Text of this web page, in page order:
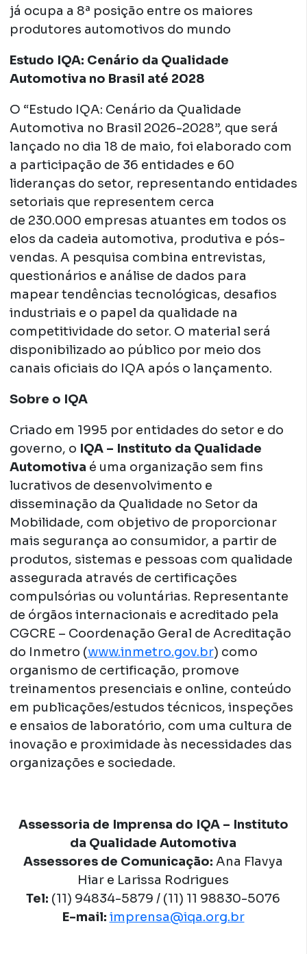
já ocupa a 8ª posição entre os maiores
produtores automotivos do mundo
Estudo IQA: Cenário da Qualidade
Automotiva no Brasil até 2028
O “Estudo IQA: Cenário da Qualidade
Automotiva no Brasil 2026-2028”, que será
lançado no dia 18 de maio, foi elaborado com
a participação de 36 entidades e 60
lideranças do setor, representando entidades
setoriais que representem cerca
de 230.000 empresas atuantes em todos os
elos da cadeia automotiva, produtiva e pós-
vendas. A pesquisa combina entrevistas,
questionários e análise de dados para
mapear tendências tecnológicas, desafios
industriais e o papel da qualidade na
competitividade do setor. O material será
disponibilizado ao público por meio dos
canais oficiais do IQA após o lançamento.
Sobre o IQA
Criado em 1995 por entidades do setor e do
governo, o IQA – Instituto da Qualidade
Automotiva é uma organização sem fins
lucrativos de desenvolvimento e
disseminação da Qualidade no Setor da
Mobilidade, com objetivo de proporcionar
mais segurança ao consumidor, a partir de
produtos, sistemas e pessoas com qualidade
assegurada através de certificações
compulsórias ou voluntárias. Representante
de órgãos internacionais e acreditado pela
CGCRE – Coordenação Geral de Acreditação
do Inmetro (www.inmetro.gov.br) como
organismo de certificação, promove
treinamentos presenciais e online, conteúdo
em publicações/estudos técnicos, inspeções
e ensaios de laboratório, com uma cultura de
inovação e proximidade às necessidades das
organizações e sociedade.
Assessoria de Imprensa do IQA – Instituto
da Qualidade Automotiva
Assessores de Comunicação: Ana Flavya
Hiar e Larissa Rodrigues
Tel: (11) 94834-5879 / (11) 11 98830-5076
E-mail: imprensa@iqa.org.br